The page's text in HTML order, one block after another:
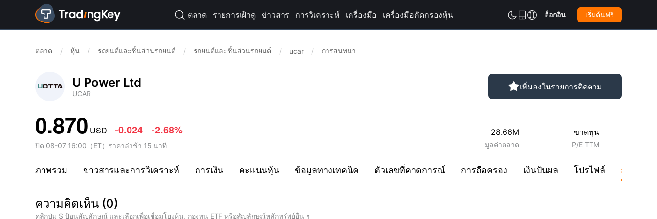
 ตลาด รายการเฝ้าดู ข่าวสาร การวิเคราะห์ เครื่องมือ เครื่องมือคัดกรองหุ้น  ล็อกอิน เริ่มต้นฟรี
ตลาด / หุ้น / รถยนต์และชิ้นส่วนรถยนต์ / รถยนต์และชิ้นส่วนรถยนต์ / ucar / การสนทนา
U Power Ltd
UCAR
เพิ่มลงในรายการติดตาม
0.870 USD -0.024 -2.68%
ปิด 08-07 16:00 （ET） ราคาล่าช้า 15 นาที
28.66M
มูลค่าตลาด
ขาดทุน
P/E TTM
ภาพรวม ข่าวสารและการวิเคราะห์ การเงิน คะเเนนหุ้น ข้อมูลทางเทคนิค ตัวเลขที่คาดการณ์ การถือครอง เงินปันผล โปรไฟล์ การสนท
ความคิดเห็น (0)
คลิกปุ่ม $ ป้อนสัญลักษณ์ และเลือกเพื่อเชื่อมโยงหุ้น, กองทุน ETF หรือสัญลักษณ์หลักทรัพย์อื่น ๆ